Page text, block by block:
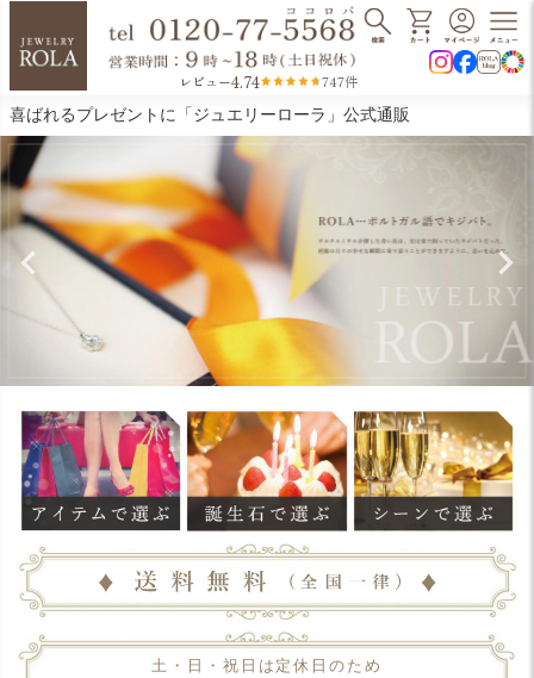
レビュー4.74 747件
喜ばれるプレゼントに「ジュエリーローラ」公式通販
土・日・祝日は定休日のため